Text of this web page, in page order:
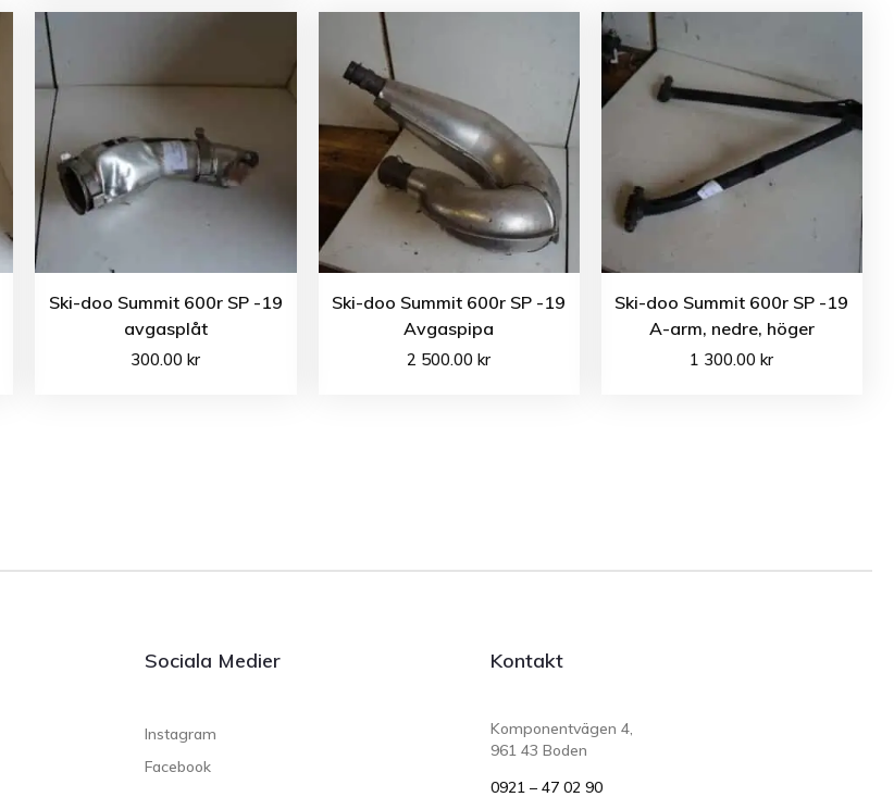
Ski-doo Summit 600r SP -19
avgasplåt
300.00kr
Ski-doo Summit 600r SP -19
Avgaspipa
2 500.00kr
Ski-doo Summit 600r SP -19
A-arm, nedre, höger
1 300.00kr
Sociala Medier
Instagram
Facebook
Kontakt
Komponentvägen 4,
961 43 Boden
0921 – 47 02 90